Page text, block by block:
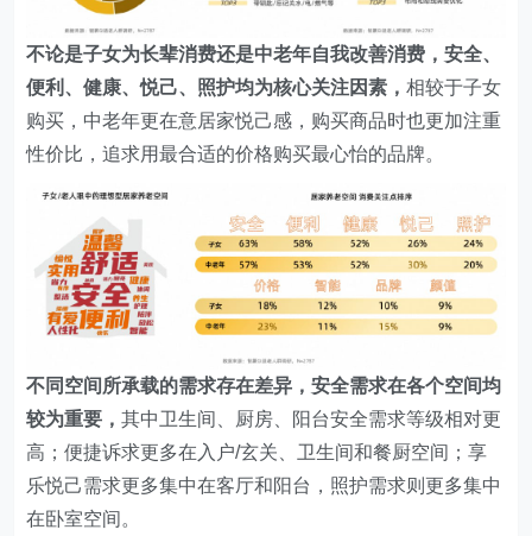
不论是子女为长辈消费还是中老年自我改善消费，安全、
便利、健康、悦己、照护均为核心关注因素，相较于子女
购买，中老年更在意居家悦己感，购买商品时也更加注重
性价比，追求用最合适的价格购买最心怡的品牌。
不同空间所承载的需求存在差异，安全需求在各个空间均
较为重要，其中卫生间、厨房、阳台安全需求等级相对更
高；便捷诉求更多在入户/玄关、卫生间和餐厨空间；享
乐悦己需求更多集中在客厅和阳台，照护需求则更多集中
在卧室空间。